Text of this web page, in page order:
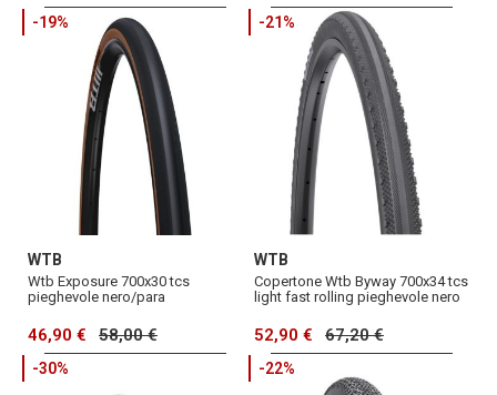
-19%
WTB
Wtb Exposure 700x30 tcs
pieghevole nero/para
46,90 € 58,00 €
-21%
WTB
Copertone Wtb Byway 700x34 tcs
light fast rolling pieghevole nero
52,90 € 67,20 €
-30% -22%